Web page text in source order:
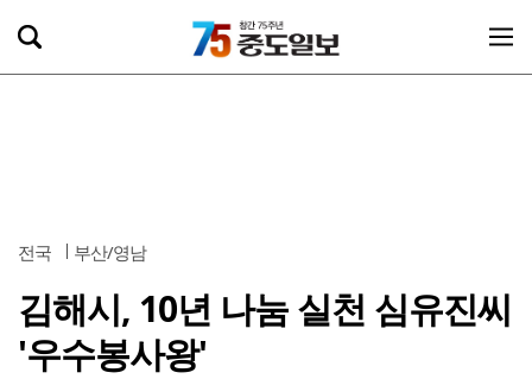
전국 부산/영남
김해시, 10년 나눔 실천 심유진씨
'우수봉사왕'